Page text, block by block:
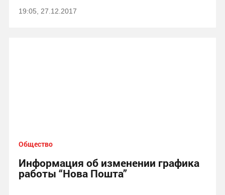
19:05, 27.12.2017
Общество
Информация об изменении графика
работы “Нова Пошта”